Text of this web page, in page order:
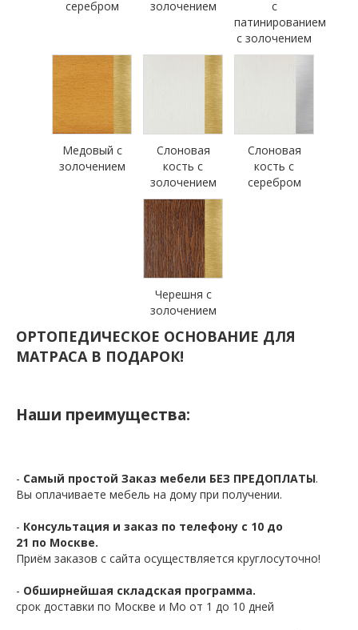
серебром золочением
с
патинированием
с золочением
Медовый с
золочением
Слоновая
кость с
золочением
Слоновая
кость с
серебром
Черешня с
золочением
ОРТОПЕДИЧЕСКОЕ ОСНОВАНИЕ ДЛЯ
МАТРАСА В ПОДАРОК!
Наши преимущества:
- Самый простой Заказ мебели БЕЗ ПРЕДОПЛАТЫ.
Вы оплачиваете мебель на дому при получении.
- Консультация и заказ по телефону с 10 до
21 по Москве.
Приём заказов с сайта осуществляется круглосуточно!
- Обширнейшая складская программа.
срок доставки по Москве и Мо от 1 до 10 дней